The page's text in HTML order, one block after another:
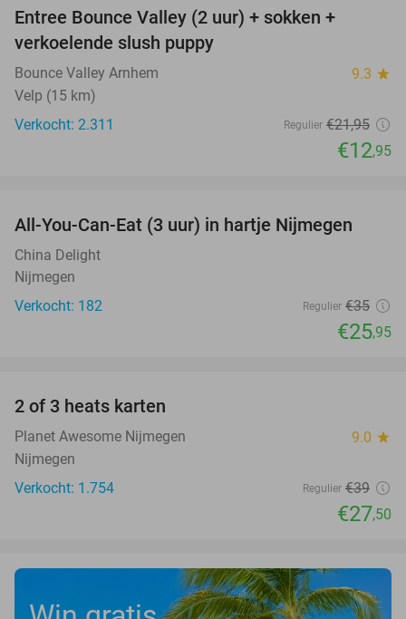
Entree Bounce Valley (2 uur) + sokken +
verkoelende slush puppy
Bounce Valley Arnhem 9.3 star
Velp (15 km)
Verkocht: 2.311
Regulier €21,95
€12,95
26%
All-You-Can-Eat (3 uur) in hartje Nijmegen
China Delight
Nijmegen
Verkocht: 182
Regulier €35
€25,95
2 of 3 heats karten
Planet Awesome Nijmegen 9.0 star
Nijmegen
Verkocht: 1.754
Regulier €39
€27,50